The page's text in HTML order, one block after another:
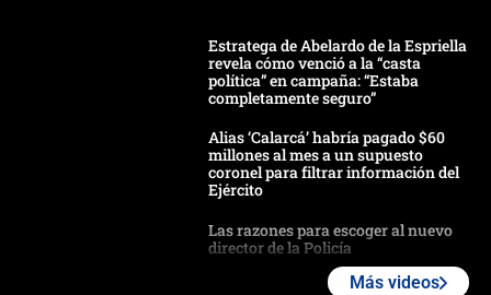
Estratega de Abelardo de la Espriella
revela cómo venció a la “casta
política” en campaña: “Estaba
completamente seguro”
Alias ‘Calarcá’ habría pagado $60
millones al mes a un supuesto
coronel para filtrar información del
Ejército
Las razones para escoger al nuevo
director de la Policía
Más videos